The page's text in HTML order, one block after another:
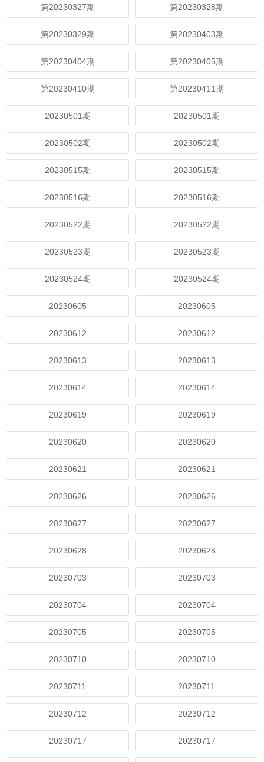
第20230327期 第20230328期
第20230329期 第20230403期
第20230404期 第20230405期
第20230410期 第20230411期
20230501期 20230501期
20230502期 20230502期
20230515期 20230515期
20230516期 20230516期
20230522期 20230522期
20230523期 20230523期
20230524期 20230524期
20230605 20230605
20230612 20230612
20230613 20230613
20230614 20230614
20230619 20230619
20230620 20230620
20230621 20230621
20230626 20230626
20230627 20230627
20230628 20230628
20230703 20230703
20230704 20230704
20230705 20230705
20230710 20230710
20230711 20230711
20230712 20230712
20230717 20230717